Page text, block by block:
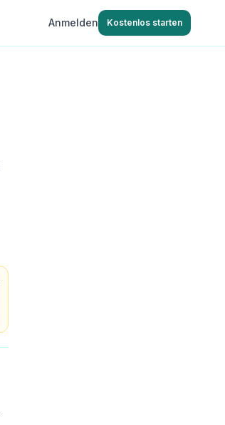
Anmelden Kostenlos starten